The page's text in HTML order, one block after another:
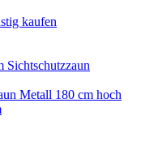
Sichtschutzzaun
Metall 180 cm hoch